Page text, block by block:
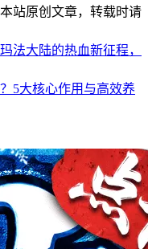
站原创文章，转载时请
法大陆的热血新征程，
5大核心作用与高效养